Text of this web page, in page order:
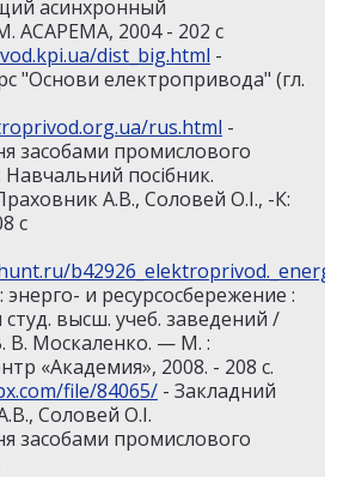
асинхронный
АСАРЕМА, 2004 - 202 с
dist_big.html -
"Основи електропривода" (гл.
rus.html -
засобами промислового
посібник.
А.В., Соловей О.І., -К:
с
и ресурсосбережение :
студ. высш. учеб. заведений /
В. Москаленко. — М. :
«Академия», 2008. - 208 с.
file/84065/ - Закладний
Соловей О.І.
засобами промислового